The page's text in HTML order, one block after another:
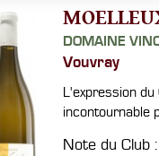
DOMAINE
Vouvray
L'expression du
incontournable
Note du Club